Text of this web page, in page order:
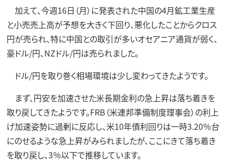
加えて、今週16日（月）に発表された中国の4月鉱工業生産
と小売売上高が予想を大きく下回り、悪化したことからクロス
円が売られ、特に中国との取引が多いオセアニア通貨が弱く、
豪ドル/円、NZドル/円は売られました。
ドル/円を取り巻く相場環境は少し変わってきたようです。
まず、円安を加速させた米長期金利の急上昇は落ち着きを
取り戻してきたようです。FRB（米連邦準備制度理事会）の利上
げ加速姿勢に過剰に反応し、米10年債利回りは一時3.20％台
にのせるような急上昇がみられましたが、ここにきて落ち着き
を取り戻し、3％以下で推移しています。